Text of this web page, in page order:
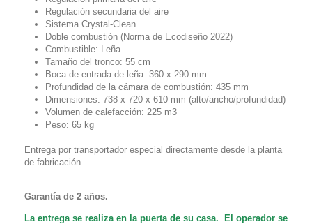
Regulación secundaria del aire
Sistema Crystal-Clean
Doble combustión (Norma de Ecodiseño 2022)
Combustible: Leña
Tamaño del tronco: 55 cm
Boca de entrada de leña: 360 x 290 mm
Profundidad de la cámara de combustión: 435 mm
Dimensiones: 738 x 720 x 610 mm (alto/ancho/profundidad)
Volumen de calefacción: 225 m3
Peso: 65 kg
Entrega por transportador especial directamente desde la planta
de fabricación
Garantía de 2 años.
La entrega se realiza en la puerta de su casa. El operador se